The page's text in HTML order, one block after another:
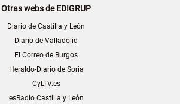
Otras webs de EDIGRUP
Diario de Castilla y León
Diario de Valladolid
El Correo de Burgos
Heraldo-Diario de Soria
CyLTV.es
esRadio Castilla y León